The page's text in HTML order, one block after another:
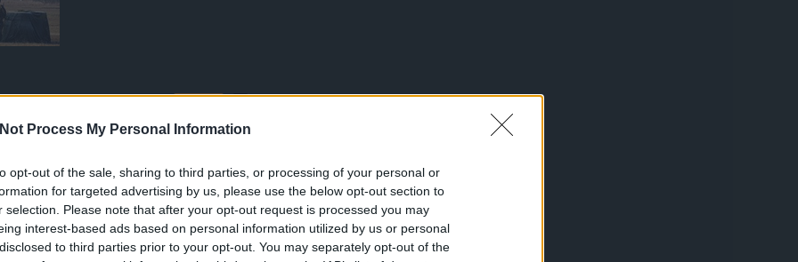
Process My Personal Information
opt-out of the sale, sharing to third parties, or processing of your personal or
for targeted advertising by us, please use the below opt-out section to
selection. Please note that after your opt-out request is processed you may
interest-based ads based on personal information utilized by us or personal
to third parties prior to your opt-out. You may separately opt-out of the
Szolnok MI-24 mh 2 vbakrd Zrínyi 2026
kézifegyver: első átadás
| zord komment
A Budaörsi úti Petőfi laktanyában megrendezett ceremónián